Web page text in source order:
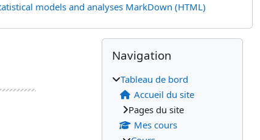
models and analyses MarkDown (HTML)
Blocs
Blocs
Passer Navigation
Navigation
Tableau de bord
Accueil du site
Pages du site
Mes cours